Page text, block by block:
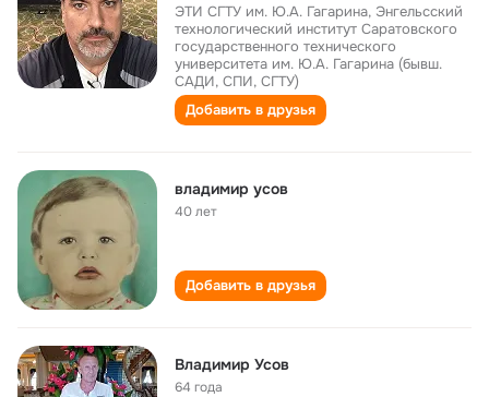
ЭТИ СГТУ им. Ю.А. Гагарина, Энгельсский
технологический институт Саратовского
государственного технического
университета им. Ю.А. Гагарина (бывш.
САДИ, СПИ, СГТУ)
Добавить в друзья
владимир усов
40 лет
Добавить в друзья
Владимир Усов
64 года